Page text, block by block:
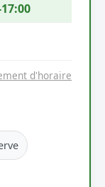
d'horaire